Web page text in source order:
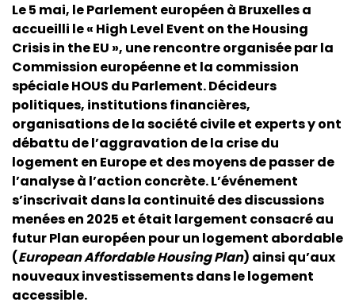
Le 5 mai, le Parlement européen à Bruxelles a
accueilli le « High Level Event on the Housing
Crisis in the EU », une rencontre organisée par la
Commission européenne et la commission
spéciale HOUS du Parlement. Décideurs
politiques, institutions financières,
organisations de la société civile et experts y ont
débattu de l’aggravation de la crise du
logement en Europe et des moyens de passer de
l’analyse à l’action concrète. L’événement
s’inscrivait dans la continuité des discussions
menées en 2025 et était largement consacré au
futur Plan européen pour un logement abordable
(European Affordable Housing Plan) ainsi qu’aux
nouveaux investissements dans le logement
accessible.